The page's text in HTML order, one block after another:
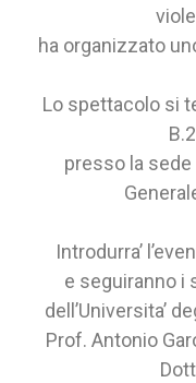
ha organizzato
Lo spettacolo si
presso la sede
Introdurra’
e seguiranno i
dell’Universita’
Prof. Antonio